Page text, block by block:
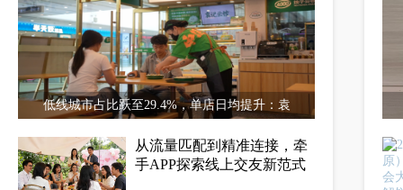
低线城市占比跃至29.4%，单店日均提升：袁
从流量匹配到精准连接，牵
手APP探索线上交友新范式